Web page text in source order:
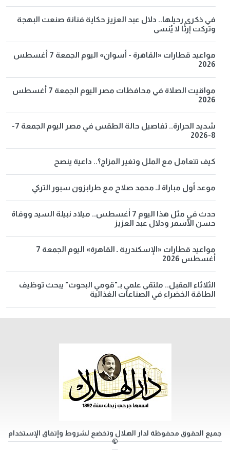
في ذكرى رحيلها.. دلال عبد العزيز حكاية فنانة صنعت البهجة
وتركت إرثًا لا يُنسى
مواعيد قطارات «القاهرة - أسوان» اليوم الجمعة 7 أغسطس
2026
مواقيت الصلاة في محافظات مصر اليوم الجمعة 7 أغسطس
2026
شديد الحرارة.. تفاصيل حالة الطقس في مصر اليوم الجمعة 7-
8-2026
كيف تتعامل مع الملل وتغير المزاج؟.. داعية ينصح
موعد أول مباراة لـ محمد صلاح مع طرابزون سبور التركي
حدث في مثل هذا اليوم 7 أغسطس.. ميلاد نبيلة السيد ووفاة
حسن الأسمر ودلال عبد العزيز
مواعيد قطارات «الإسكندرية ـ القاهرة» اليوم الجمعة 7
أغسطس 2026
الثلاثاء المقبل.. ملتقى علمي بـ"قومي البحوث" يبحث توظيف
الطاقة الخضراء في الصناعات الغذائية
جميع الحقوق محفوظة لدار الهلال وتخضع لشروط وإتفاق الإستخدام
©